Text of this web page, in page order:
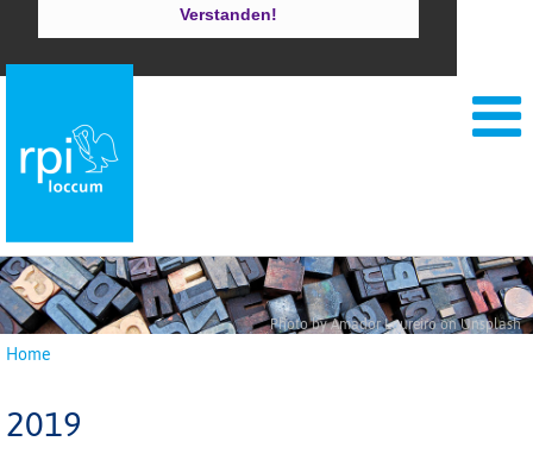
Verstanden!
Photo by Amador Loureiro on Unsplash
Home
2019